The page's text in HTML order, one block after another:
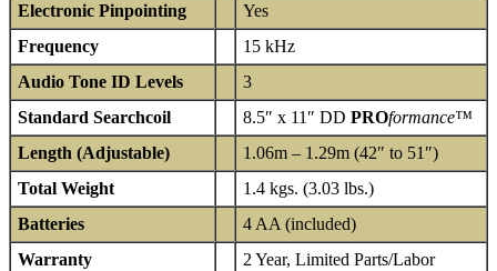
Electronic Pinpointing
Yes
Frequency
15 kHz
Audio Tone ID Levels
3
Standard Searchcoil
8.5″ x 11″ DD PROformance™
Length (Adjustable)
1.06m – 1.29m (42″ to 51″)
Total Weight
1.4 kgs. (3.03 lbs.)
Batteries
4 AA (included)
Warranty
2 Year, Limited Parts/Labor